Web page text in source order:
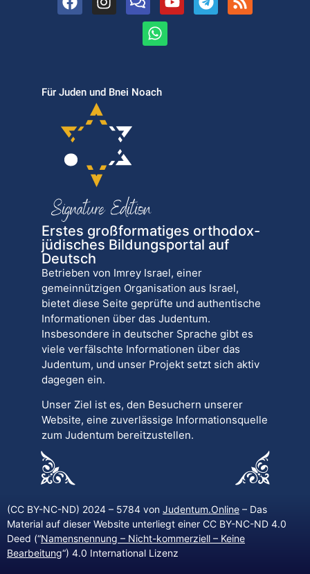
Für Juden und Bnei Noach
Erstes großformatiges orthodox-
jüdisches Bildungsportal auf
Deutsch
Betrieben von Imrey Israel, einer
gemeinnützigen Organisation aus Israel,
bietet diese Seite geprüfte und authentische
Informationen über das Judentum.
Insbesondere in deutscher Sprache gibt es
viele verfälschte Informationen über das
Judentum, und unser Projekt setzt sich aktiv
dagegen ein.
Unser Ziel ist es, den Besuchern unserer
Website, eine zuverlässige Informationsquelle
zum Judentum bereitzustellen.
(CC BY-NC-ND) 2024 – 5784 von Judentum.Online – Das
Material auf dieser Website unterliegt einer CC BY-NC-ND 4.0
Deed (“Namensnennung – Nicht-kommerziell – Keine
Bearbeitung“) 4.0 International Lizenz